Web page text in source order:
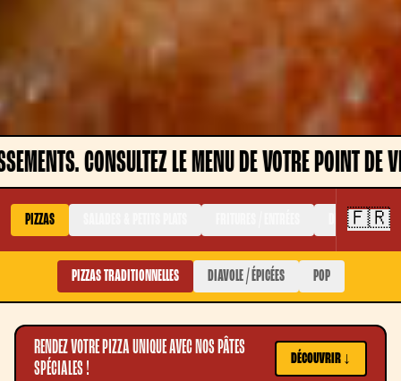
DE VOTRE POINT DE VENTE ATTENTION,
PIZZAS DESSERTS
🇫🇷
PIZZAS TRADITIONNELLES DIAVOLE / ÉPICÉES POP
RENDEZ VOTRE PIZZA UNIQUE AVEC NOS PÂTES
SPÉCIALES !
DÉCOUVRIR ↓